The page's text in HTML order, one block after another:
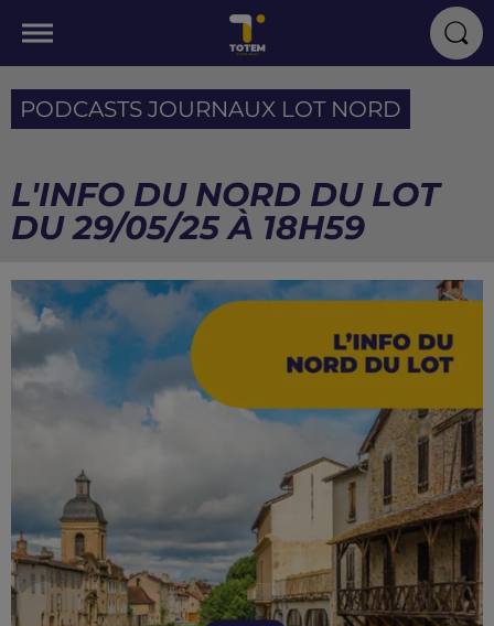
PODCASTS JOURNAUX LOT NORD
L'INFO DU NORD DU LOT
DU 29/05/25 À 18H59